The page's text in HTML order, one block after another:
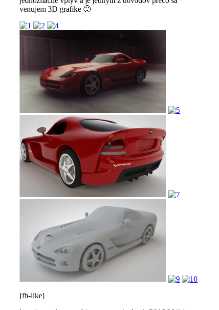
venujem 3D grafike 🙂
[fb-like]